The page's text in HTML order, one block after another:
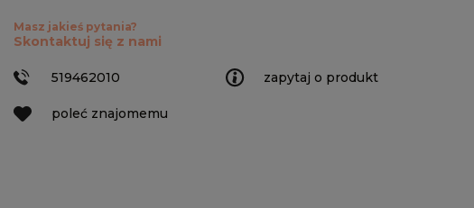
zapytaj o produkt
poleć znajomemu
Masz jakieś pytania?
Skontaktuj się z nami
519462010